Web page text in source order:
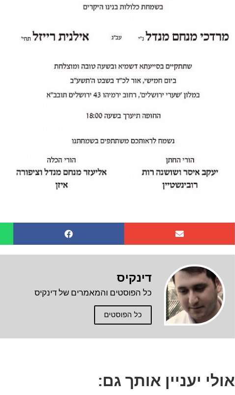
דינקיס
כל הפוסטים והמאמרים של דינקיס
כל הפוסטים
אולי יעניין אותך גם: